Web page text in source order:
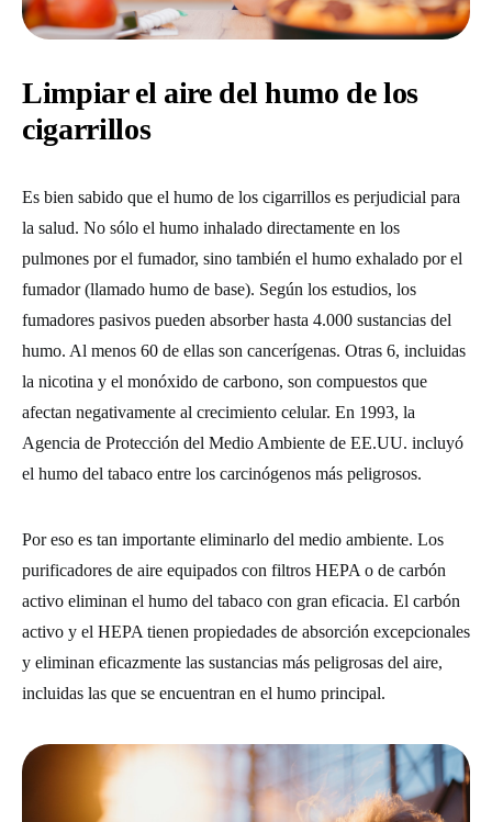
Limpiar el aire del humo de los
cigarrillos
Es bien sabido que el humo de los cigarrillos es perjudicial para
la salud. No sólo el humo inhalado directamente en los
pulmones por el fumador, sino también el humo exhalado por el
fumador (llamado humo de base). Según los estudios, los
fumadores pasivos pueden absorber hasta 4.000 sustancias del
humo. Al menos 60 de ellas son cancerígenas. Otras 6, incluidas
la nicotina y el monóxido de carbono, son compuestos que
afectan negativamente al crecimiento celular. En 1993, la
Agencia de Protección del Medio Ambiente de EE.UU. incluyó
el humo del tabaco entre los carcinógenos más peligrosos.
Por eso es tan importante eliminarlo del medio ambiente. Los
purificadores de aire equipados con filtros HEPA o de carbón
activo eliminan el humo del tabaco con gran eficacia. El carbón
activo y el HEPA tienen propiedades de absorción excepcionales
y eliminan eficazmente las sustancias más peligrosas del aire,
incluidas las que se encuentran en el humo principal.